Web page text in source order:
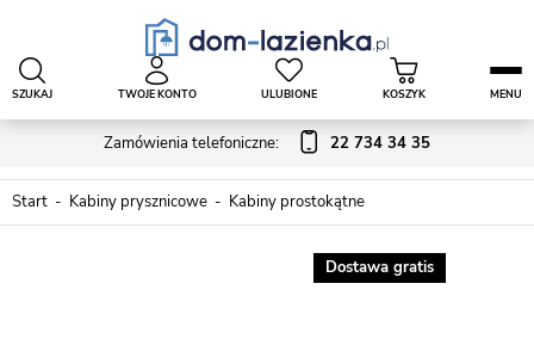
Zamówienia telefoniczne: 22 734 34 35
SZUKAJ TWOJE KONTO ULUBIONE KOSZYK MENU
Start Kabiny prysznicowe Kabiny prostokątne
Dostawa gratis